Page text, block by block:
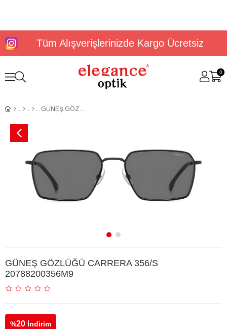
Tüm Alışverişlerinizde Kargo Ücretsiz
0
GÜNEŞ GÖZLÜĞÜ CARRERA 356/S 20788200356M9
GÜNEŞ GÖZLÜĞÜ CARRERA 356/S
20788200356M9
%20 İndirim